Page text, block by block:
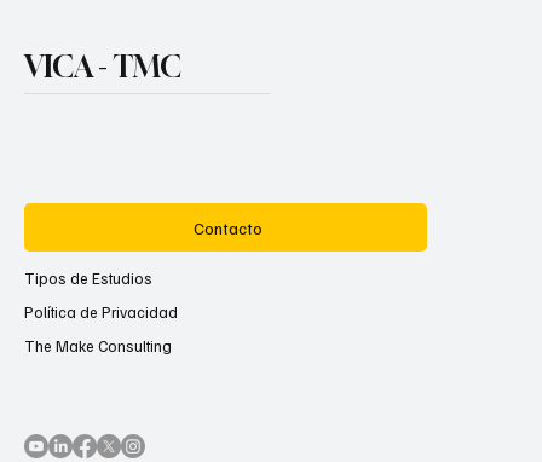
VICA - TMC
Contacto
Tipos de Estudios
Política de Privacidad
The Make Consulting